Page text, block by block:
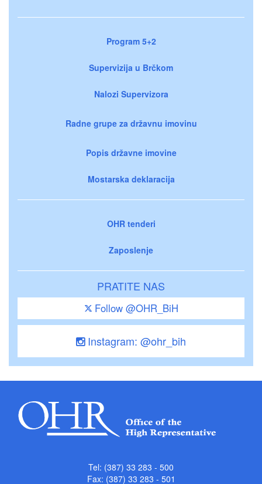
Program 5+2
Supervizija u Brčkom
Nalozi Supervizora
Radne grupe za državnu imovinu
Popis državne imovine
Mostarska deklaracija
OHR tenderi
Zaposlenje
PRATITE NAS
Follow @OHR_BiH
Instagram: @ohr_bih
Tel: (387) 33 283 - 500
Fax: (387) 33 283 - 501